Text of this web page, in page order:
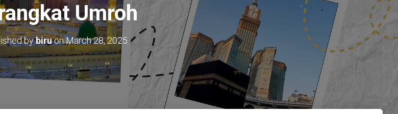
Umroh
bybiruonMarch 28, 2025